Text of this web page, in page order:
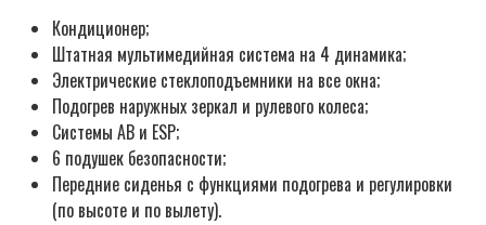
Кондиционер;
Штатная мультимедийная система на 4 динамика;
Электрические стеклоподъемники на все окна;
Подогрев наружных зеркал и рулевого колеса;
Системы AB и ESP;
6 подушек безопасности;
Передние сиденья с функциями подогрева и регулировки
(по высоте и по вылету).